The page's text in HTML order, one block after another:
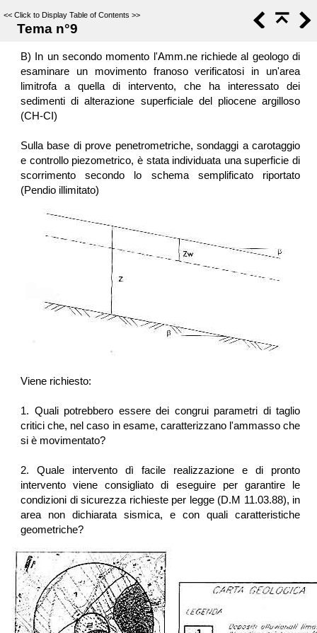
<< Click to Display Table of Contents >>
Tema n°9
B) In un secondo momento l'Amm.ne richiede al geologo di
esaminare un movimento franoso verificatosi in un'area
limitrofa a quella di intervento, che ha interessato dei
sedimenti di alterazione superficiale del pliocene argilloso
(CH-CI)
Sulla base di prove penetrometriche, sondaggi a carotaggio
e controllo piezometrico, è stata individuata una superficie di
scorrimento secondo lo schema semplificato riportato
(Pendio illimitato)
Viene richiesto:
1. Quali potrebbero essere dei congrui parametri di taglio
critici che, nel caso in esame, caratterizzano l'ammasso che
si è movimentato?
2. Quale intervento dì facile realizzazione e di pronto
intervento viene consigliato di eseguire per garantire le
condizioni di sicurezza richieste per legge (D.M 11.03.88), in
area non dichiarata sismica, e con quali caratteristiche
geometriche?